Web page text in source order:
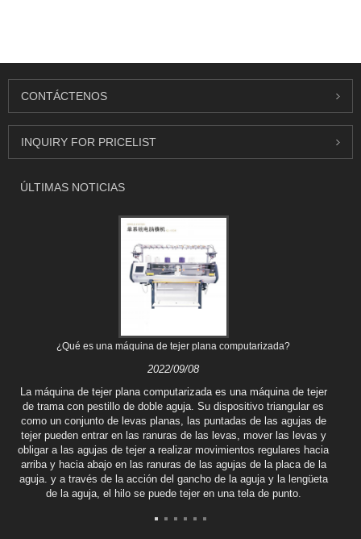
CONTÁCTENOS
INQUIRY FOR PRICELIST
ÚLTIMAS NOTICIAS
¿Qué es una máquina de tejer plana computarizada?
2022/09/08
La máquina de tejer plana computarizada es una máquina de tejer
de trama con pestillo de doble aguja. Su dispositivo triangular es
como un conjunto de levas planas, las puntadas de las agujas de
tejer pueden entrar en las ranuras de las levas, mover las levas y
obligar a las agujas de tejer a realizar movimientos regulares hacia
arriba y hacia abajo en las ranuras de las agujas de la placa de la
aguja. y a través de la acción del gancho de la aguja y la lengüeta
de la aguja, el hilo se puede tejer en una tela de punto.